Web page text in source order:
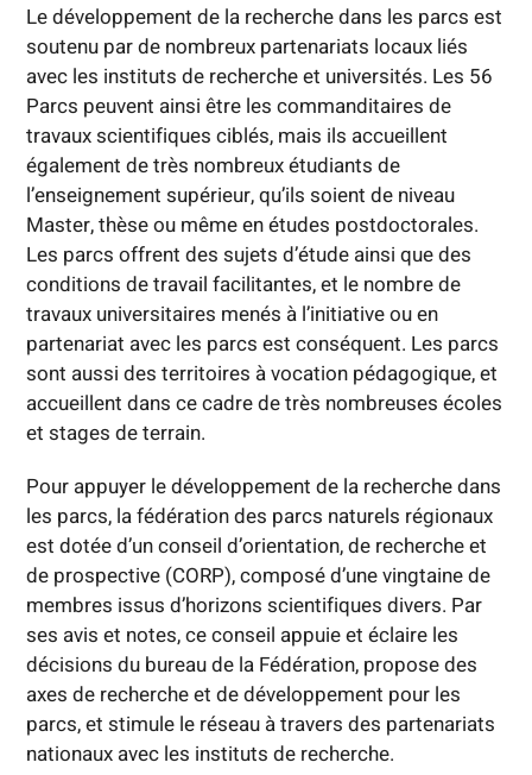
Le développement de la recherche dans les parcs est
soutenu par de nombreux partenariats locaux liés
avec les instituts de recherche et universités. Les 56
Parcs peuvent ainsi être les commanditaires de
travaux scientifiques ciblés, mais ils accueillent
également de très nombreux étudiants de
l’enseignement supérieur, qu’ils soient de niveau
Master, thèse ou même en études postdoctorales.
Les parcs offrent des sujets d’étude ainsi que des
conditions de travail facilitantes, et le nombre de
travaux universitaires menés à l’initiative ou en
partenariat avec les parcs est conséquent. Les parcs
sont aussi des territoires à vocation pédagogique, et
accueillent dans ce cadre de très nombreuses écoles
et stages de terrain.
Pour appuyer le développement de la recherche dans
les parcs, la fédération des parcs naturels régionaux
est dotée d’un conseil d’orientation, de recherche et
de prospective (CORP), composé d’une vingtaine de
membres issus d’horizons scientifiques divers. Par
ses avis et notes, ce conseil appuie et éclaire les
décisions du bureau de la Fédération, propose des
axes de recherche et de développement pour les
parcs, et stimule le réseau à travers des partenariats
nationaux avec les instituts de recherche.